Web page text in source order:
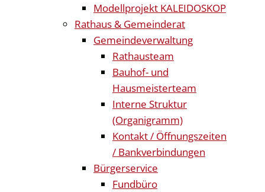
Modellprojekt KALEIDOSKOP
Rathaus & Gemeinderat
Gemeindeverwaltung
Rathausteam
Bauhof- und
Hausmeisterteam
Interne Struktur
(Organigramm)
Kontakt / Öffnungszeiten
/ Bankverbindungen
Bürgerservice
Fundbüro